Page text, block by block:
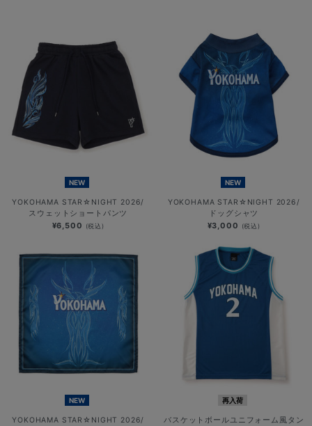
NEW
YOKOHAMA STAR☆NIGHT 2026/
スウェットショートパンツ
¥6,500 (税込)
NEW
YOKOHAMA STAR☆NIGHT 2026/
ドッグシャツ
¥3,000 (税込)
NEW
YOKOHAMA STAR☆NIGHT 2026/
再入荷
バスケットボールユニフォーム風タン